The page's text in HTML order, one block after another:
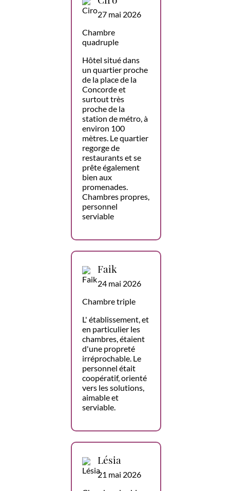
27 mai 2026
Chambre
quadruple
Hôtel situé dans
un quartier proche
de la place de la
Concorde et
surtout très
proche de la
station de métro, à
environ 100
mètres. Le quartier
regorge de
restaurants et se
prête également
bien aux
promenades.
Chambres propres,
personnel
serviable
Faik
24 mai 2026
Chambre triple
L' établissement, et
en particulier les
chambres, étaient
d'une propreté
irréprochable. Le
personnel était
coopératif, orienté
vers les solutions,
aimable et
serviable.
Lésia
21 mai 2026